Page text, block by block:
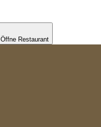
Öffne Restaurant